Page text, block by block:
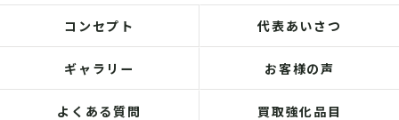
コンセプト 代表あいさつ
ギャラリー お客様の声
よくある質問 買取強化品目